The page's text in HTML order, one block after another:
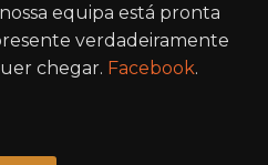
equipa está pronta
verdadeiramente
chegar. Facebook.